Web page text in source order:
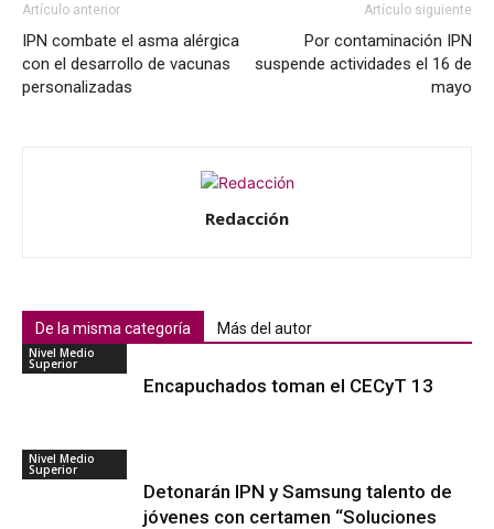
Artículo anterior
IPN combate el asma alérgica
con el desarrollo de vacunas
personalizadas
Artículo siguiente
Por contaminación IPN
suspende actividades el 16 de
mayo
Redacción
De la misma categoría Más del autor
Nivel Medio
Superior
Encapuchados toman el CECyT 13
Nivel Medio
Superior
Detonarán IPN y Samsung talento de
jóvenes con certamen “Soluciones